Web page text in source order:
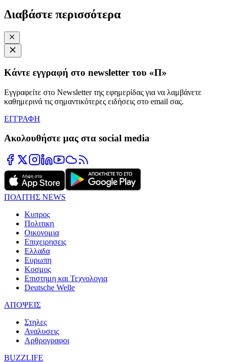
Διαβάστε περισσότερα
Κάντε εγγραφή στο newsletter του «Π»
Εγγραφείτε στο Newsletter της εφημερίδας για να λαμβάνετε
καθημερινά τις σημαντικότερες ειδήσεις στο email σας.
ΕΓΓΡΑΦΗ
Ακολουθήστε μας στα social media
ΠΟΛΙΤΗΣ NEWS
Κυπρος
Πολιτικη
Οικονομια
Επιχειρησεις
Ελλαδα
Ευρωπη
Κοσμος
Επιστημη και Τεχνολογια
Deutsche Welle
ΑΠΟΨΕΙΣ
Στηλες
Αναλυσεις
Αρθρογραφοι
BUZZLIFE